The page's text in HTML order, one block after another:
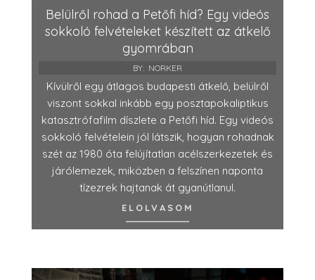
Belülről rohad a Petőfi híd? Egy videós
sokkoló felvételeket készített az átkelő
gyomrában
BY: NORKER
Kívülről egy átlagos budapesti átkelő, belülről
viszont sokkal inkább egy posztapokaliptikus
katasztrófafilm díszlete a Petőfi híd. Egy videós
sokkoló felvételein jól látszik, hogyan rohadnak
szét az 1980 óta felújítatlan acélszerkezetek és
járólemezek, miközben a felszínen naponta
tízezrek hajtanak át gyanútlanul.
ELOLVASOM